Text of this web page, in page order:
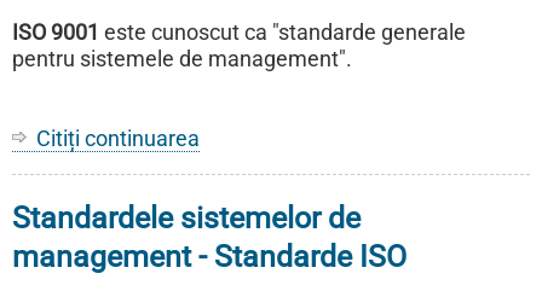
ISO 9001 este cunoscut ca "standarde generale
pentru sistemele de management".
Citiți continuarea
2000
Standardele sistemelor de
management - Standarde ISO